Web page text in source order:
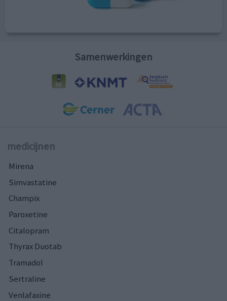
Samenwerkingen
medicijnen
Mirena
Simvastatine
Champix
Paroxetine
Citalopram
Thyrax Duotab
Tramadol
Sertraline
Venlafaxine